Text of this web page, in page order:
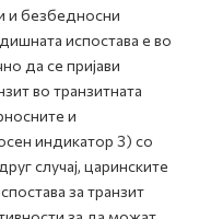
и безбедносни
испостава е во
да се пријави
во транзитната
и
индикатор 3) со
случај, царинските
за транзит